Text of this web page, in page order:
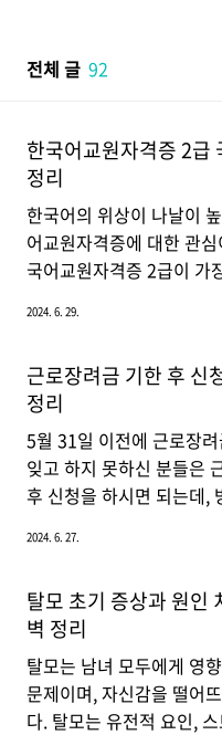
전체 글 92
한국어교원자격증 2급
정리
한국어의 위상이 나날이
어교원자격증에 대한 관
국어교원자격증 2급이 가
좋은지 또한 국비지원은 어
자격증 한국어교원자격증
외국인을 대상으로 한국어
할을 합니다. 자격증은 1
나눠지는데, 자격증 취득
득과 승급으로 또다시 나
인정받고, 전 세계적으로
득은 신청자의 자격 요건에
3급을 취득하는 것을 말하
증 소지자가 일정한 교육
게 되면 상위 등급으로 등
2024. 6. 29.
근로장려금 기한 후 신
정리
5월 31일 이전에 근로장
잊고 하지 못하신 분들은
후 신청을 하시면 되는데,
게 알려드리겠습니다.근로
작은 소득으로 생활이 어
업자, 종교인 가구에 대하
과 소득에 따라 장려금을
를 장려하고 실질소득을 지
주는 제도입니다.근로장
2024. 6. 27.
탈모 초기 증상과 원인
벽 정리
탈모는 남녀 모두에게 영
문제이며, 자신감을 떨어
다. 탈모는 유전적 요인,